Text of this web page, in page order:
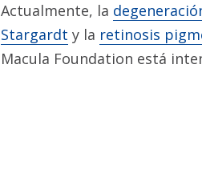
Actualmente, la
Stargardt y la retinosis
Macula Foundation está